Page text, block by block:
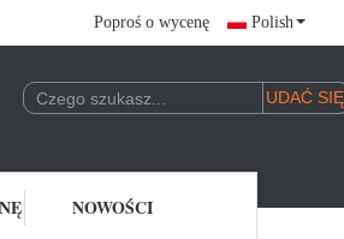
Poproś o wycenę Polish
NOWOŚCI